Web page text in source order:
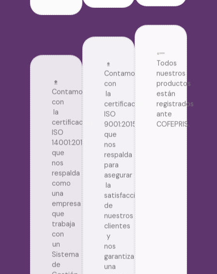
Contamos
la
certificación
ISO
14001:2015,
que
nos
respalda
como
una
empresa
que
trabaja
con
un
Sistema
de
Gestión
Ambiental.
con
la
certificación
ISO
9001:2015,
que
nos
respalda
para
asegurar
la
satisfacción
de
nuestros
clientes
y
nos
garantiza
una
mayor
eficacia
Todos
nuestros
productos
están
registrados
ante
COFEPRIS.